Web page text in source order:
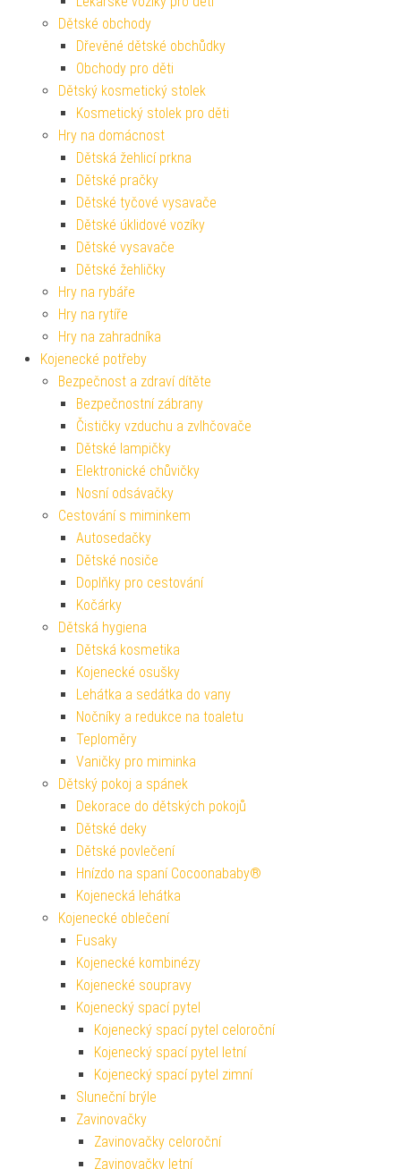
Dětské obchody
Dřevěné dětské obchůdky
Obchody pro děti
Dětský kosmetický stolek
Kosmetický stolek pro děti
Hry na domácnost
Dětská žehlicí prkna
Dětské pračky
Dětské tyčové vysavače
Dětské úklidové vozíky
Dětské vysavače
Dětské žehličky
Hry na rybáře
Hry na rytíře
Hry na zahradníka
Kojenecké potřeby
Bezpečnost a zdraví dítěte
Bezpečnostní zábrany
Čističky vzduchu a zvlhčovače
Dětské lampičky
Elektronické chůvičky
Nosní odsávačky
Cestování s miminkem
Autosedačky
Dětské nosiče
Doplňky pro cestování
Kočárky
Dětská hygiena
Dětská kosmetika
Kojenecké osušky
Lehátka a sedátka do vany
Nočníky a redukce na toaletu
Teploměry
Vaničky pro miminka
Dětský pokoj a spánek
Dekorace do dětských pokojů
Dětské deky
Dětské povlečení
Hnízdo na spaní Cocoonababy®
Kojenecká lehátka
Kojenecké oblečení
Fusaky
Kojenecké kombinézy
Kojenecké soupravy
Kojenecký spací pytel
Kojenecký spací pytel celoroční
Kojenecký spací pytel letní
Kojenecký spací pytel zimní
Sluneční brýle
Zavinovačky
Zavinovačky celoroční
Zavinovačky letní